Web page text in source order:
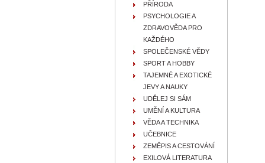
PŘÍRODA
PSYCHOLOGIE A
ZDRAVOVĚDA PRO
KAŽDÉHO
SPOLEČENSKÉ VĚDY
SPORT A HOBBY
TAJEMNÉ A EXOTICKÉ
JEVY A NAUKY
UDĚLEJ SI SÁM
UMĚNÍ A KULTURA
VĚDA A TECHNIKA
UČEBNICE
ZEMĚPIS A CESTOVÁNÍ
EXILOVÁ LITERATURA